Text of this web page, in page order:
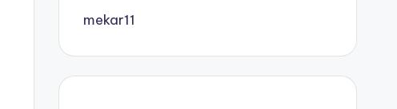
mekar11